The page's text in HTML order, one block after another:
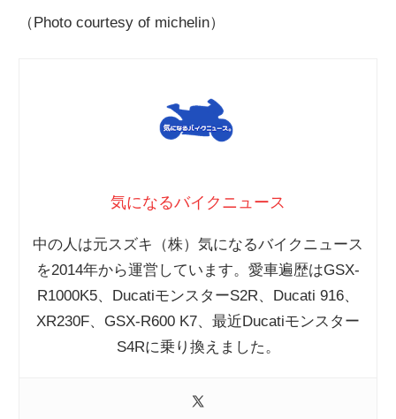
（Photo courtesy of michelin）
気になるバイクニュース
中の人は元スズキ（株）気になるバイクニュース
を2014年から運営しています。愛車遍歴はGSX-
R1000K5、DucatiモンスターS2R、Ducati 916、
XR230F、GSX-R600 K7、最近Ducatiモンスター
S4Rに乗り換えました。